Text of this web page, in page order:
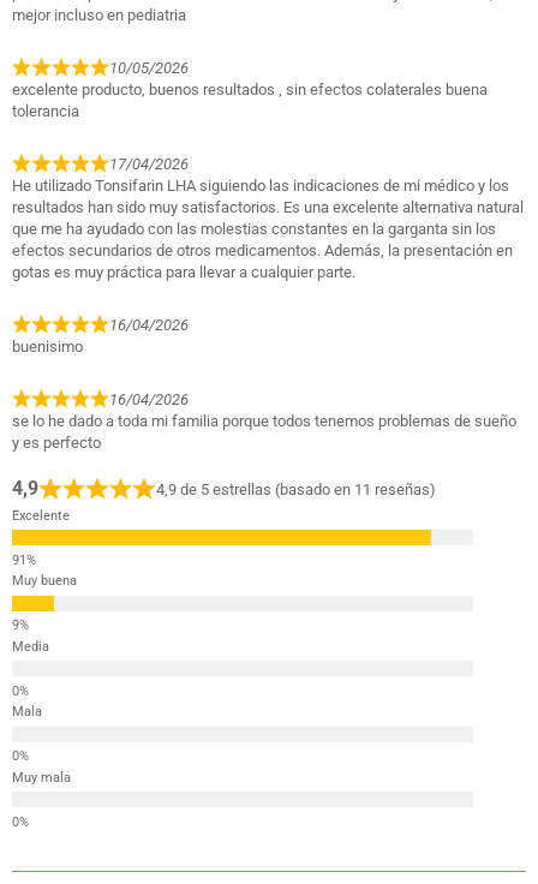
mejor incluso en pediatria
10/05/2026
excelente producto, buenos resultados , sin efectos colaterales buena
tolerancia
17/04/2026
He utilizado Tonsifarin LHA siguiendo las indicaciones de mi médico y los
resultados han sido muy satisfactorios. Es una excelente alternativa natural
que me ha ayudado con las molestias constantes en la garganta sin los
efectos secundarios de otros medicamentos. Además, la presentación en
gotas es muy práctica para llevar a cualquier parte.
16/04/2026
buenisimo
16/04/2026
se lo he dado a toda mi familia porque todos tenemos problemas de sueño
y es perfecto
4,9 4,9 de 5 estrellas (basado en 11 reseñas)
Excelente
Muy buena
Media
Mala
Muy mala